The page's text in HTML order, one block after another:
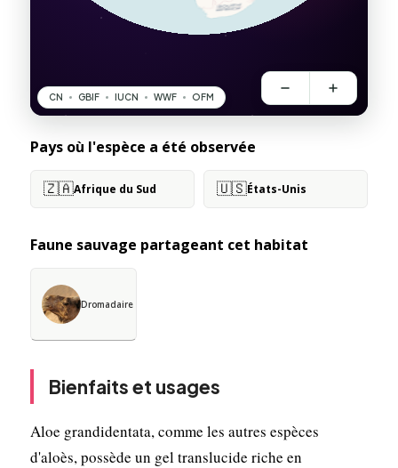
Pays où l'espèce a été observée
🇿🇦Afrique du Sud 🇺🇸États-Unis
Faune sauvage partageant cet habitat
Dromadaire
Bienfaits et usages
Aloe grandidentata, comme les autres espèces
d'aloès, possède un gel translucide riche en